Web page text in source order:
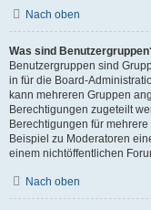
Nach oben
Was sind
Benutzergruppen sind
in für die Board-
kann mehreren Gruppen
Berechtigungen zugeteilt
Berechtigungen für
Beispiel zu Moderatoren
einem nichtöffentlichen
Nach oben